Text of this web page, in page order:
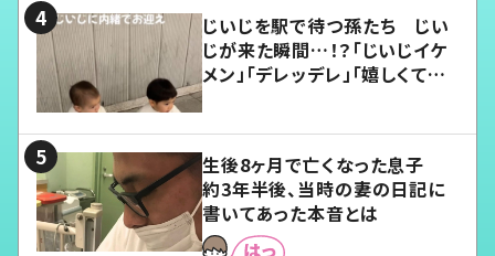
じいじを駅で待つ孫たち じい
じが来た瞬間…！？「じいじイケ
メン」「デレッデレ」「嬉しくて可
生後8ヶ月で亡くなった息子
約3年半後、当時の妻の日記に
書いてあった本音とは